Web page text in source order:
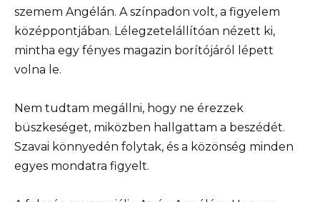
szemem Angélán. A színpadon volt, a figyelem
középpontjában. Lélegzetelállítóan nézett ki,
mintha egy fényes magazin borítójáról lépett
volna le.
Nem tudtam megállni, hogy ne érezzek
büszkeséget, miközben hallgattam a beszédét.
Szavai könnyedén folytak, és a közönség minden
egyes mondatra figyelt.